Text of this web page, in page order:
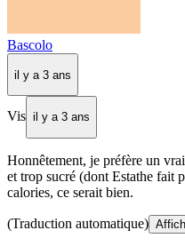
Bascolo
il y a 3 ans
Vis il y a 3 ans
Honnêtement, je préfère un
et trop sucré (dont Estathe fait
calories, ce serait bien.
(Traduction automatique)